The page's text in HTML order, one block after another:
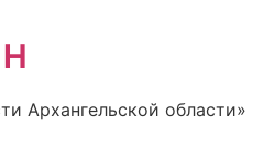
Архангельской области»